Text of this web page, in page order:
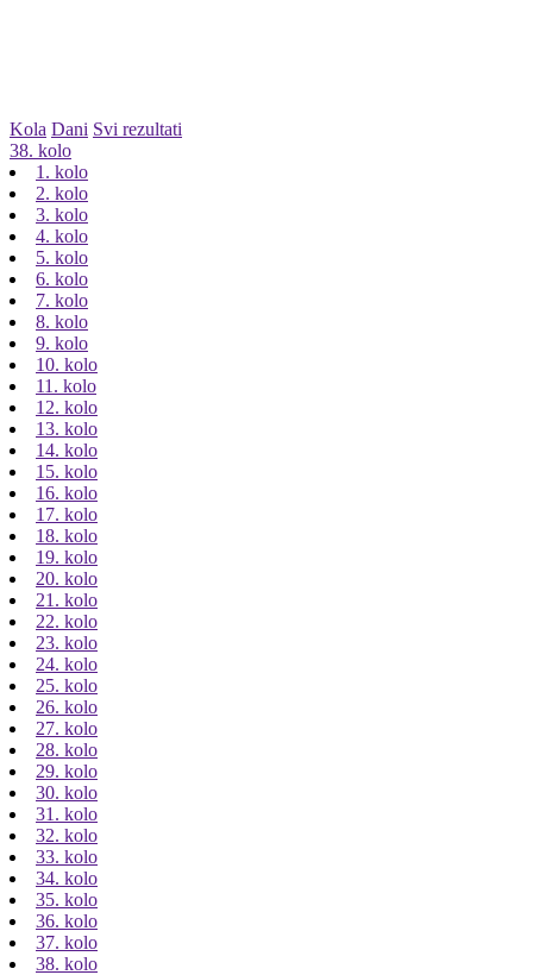
Kola Dani Svi rezultati
38. kolo
1. kolo
2. kolo
3. kolo
4. kolo
5. kolo
6. kolo
7. kolo
8. kolo
9. kolo
10. kolo
11. kolo
12. kolo
13. kolo
14. kolo
15. kolo
16. kolo
17. kolo
18. kolo
19. kolo
20. kolo
21. kolo
22. kolo
23. kolo
24. kolo
25. kolo
26. kolo
27. kolo
28. kolo
29. kolo
30. kolo
31. kolo
32. kolo
33. kolo
34. kolo
35. kolo
36. kolo
37. kolo
38. kolo